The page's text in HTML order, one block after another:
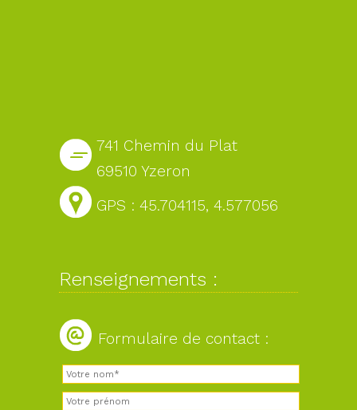
741 Chemin du Plat
69510 Yzeron
GPS : 45.704115, 4.577056
Renseignements :
Formulaire de contact :